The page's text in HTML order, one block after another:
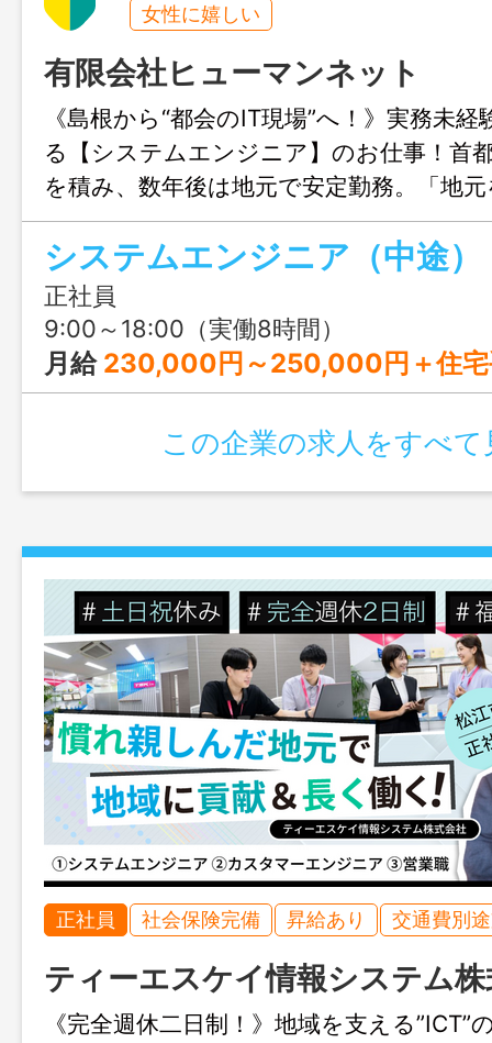
女性に嬉しい
有限会社ヒューマンネット
《島根から“都会のIT現場”へ！》実務未
る【システムエンジニア】のお仕事！首
を積み、数年後は地元で安定勤務。「地
い」「いつか島根に帰りたい」そんな想
います。
システムエンジニア（中途）
正社員
9:00～18:00（実働8時間）
月給 230,000円～250,000円＋住宅手当
この企業の求人をすべて
正社員 社会保険完備 昇給あり 交通費別
ティーエスケイ情報システム
《完全週休二日制！》地域を支える”ICT”